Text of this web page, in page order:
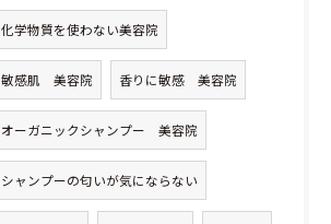
化学物質を使わない美容院
敏感肌 美容院 香りに敏感 美容院
オーガニックシャンプー 美容院
シャンプーの匂いが気にならない